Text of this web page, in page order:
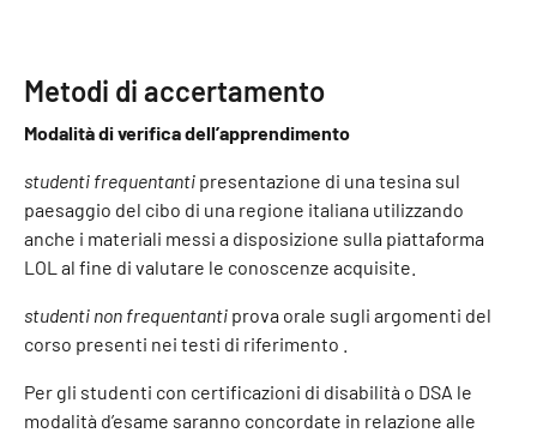
Metodi di accertamento
Modalità di verifica dell’apprendimento
studenti frequentanti presentazione di una tesina sul
paesaggio del cibo di una regione italiana utilizzando
anche i materiali messi a disposizione sulla piattaforma
LOL al fine di valutare le conoscenze acquisite.
studenti non frequentanti prova orale sugli argomenti del
corso presenti nei testi di riferimento .
Per gli studenti con certificazioni di disabilità o DSA le
modalità d’esame saranno concordate in relazione alle